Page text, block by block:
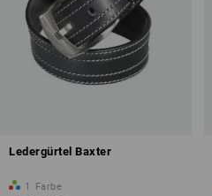
Ledergürtel Baxter
1 Farbe